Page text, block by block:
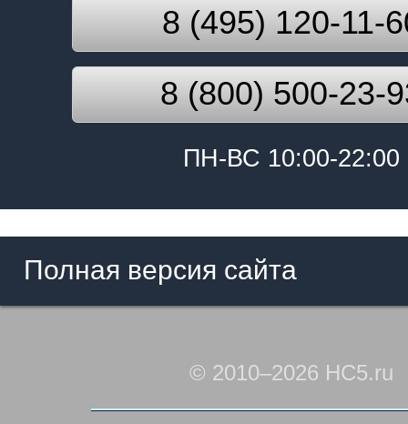
8 (495) 120-11-
8 (800) 500-23-
ПН-ВС 10:00-22:00
Полная версия сайта
© 2010–2026 HC5.ru